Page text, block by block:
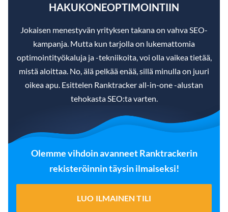
HAKUKONEOPTIMOINTIIN
Jokaisen menestyvän yrityksen takana on vahva SEO-
kampanja. Mutta kun tarjolla on lukemattomia
optimointityökaluja ja -tekniikoita, voi olla vaikea tietää,
mistä aloittaa. No, älä pelkää enää, sillä minulla on juuri
oikea apu. Esittelen Ranktracker all-in-one -alustan
tehokasta SEO:ta varten.
Olemme vihdoin avanneet Ranktrackerin
rekisteröinnin täysin ilmaiseksi!
LUO ILMAINEN TILI